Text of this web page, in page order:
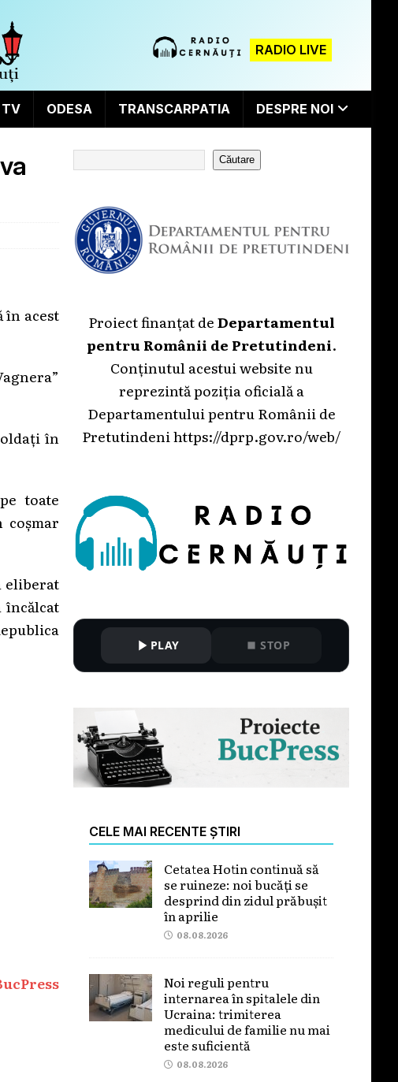
RADIO LIVE
TV ODESA TRANSCARPATIA DESPRE NOI
în acest
în
toate
eliberat
Căutare
Proiect finanțat deDepartamentul
pentru Românii de Pretutindeni.
Conținutul acestui website nu
reprezintă poziția oficială a
Departamentului pentru Românii de
Pretutindenihttps://dprp.gov.ro/web/
PLAY STOP
CELE MAI RECENTE ȘTIRI
Cetatea Hotin continuă să
se ruineze: noi bucăți se
desprind din zidul prăbușit
în aprilie
08.08.2026
Noi reguli pentru
internarea în spitalele din
Ucraina: trimiterea
medicului de familie nu mai
este suficientă
08.08.2026